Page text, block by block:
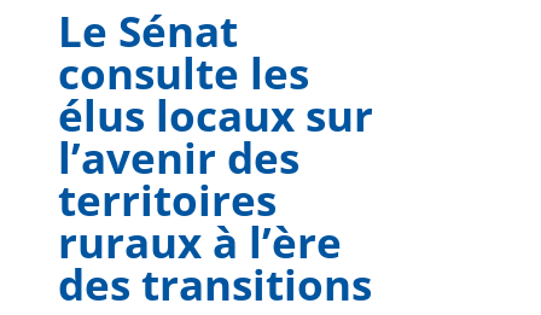
Le Sénat
consulte les
élus locaux sur
l’avenir des
territoires
ruraux à l’ère
des transitions